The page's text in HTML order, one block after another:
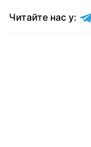
Читайте нас у: